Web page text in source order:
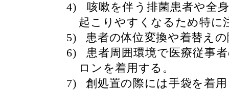
4)
咳嗽を伴う排菌患者や全
起こりやすくなるため特に
5)
患者の体位変換や着替え
6)
患者周囲環境で医療従事
ロンを着用する。
7)
創処置の際には手袋を着